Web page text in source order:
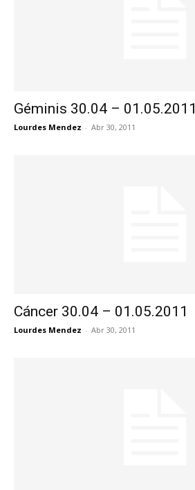
Géminis 30.04 – 01.05.2011
Lourdes Mendez - Abr 30, 2011
Cáncer 30.04 – 01.05.2011
Lourdes Mendez - Abr 30, 2011